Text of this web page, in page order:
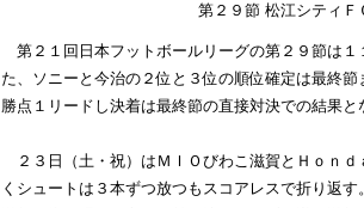
第２９節 松江シティＦ
第２１回日本フットボールリーグの第２９節は
た、ソニーと今治の２位と３位の順位確定は最終
勝点１リードし決着は最終節の直接対決での結果と
２３日（土・祝）はＭＩＯびわこ滋賀とＨｏｎ
くシュートは３本ずつ放つもスコアレスで折り返